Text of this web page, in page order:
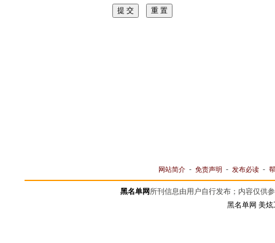
网站简介 - 免责声明 - 发布必读 -
黑名单网 所刊信息由用户自行发布；内容仅供
黑名单网 美炫